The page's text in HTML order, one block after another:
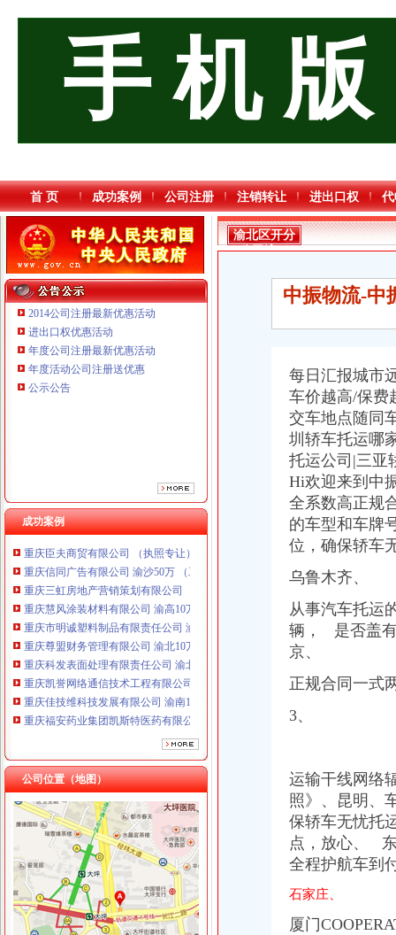
手 机 版
首 页 成功案例 公司注册 注销转让 进出口权
2014公司注册最新优惠活动
进出口权优惠活动
年度公司注册最新优惠活动
年度活动公司注册送优惠
公示公告
成功案例
重庆臣夫商贸有限公司 （执照专让）
重庆信同广告有限公司 渝沙50万 （工商注册）
重庆三虹房地产营销策划有限公司
重庆慧风涂装材料有限公司 渝高10万 （工商注册）
重庆市明诚塑料制品有限责任公司 渝高100万 （进出口权）
重庆尊盟财务管理有限公司 渝北10万 （工商注册）
重庆科发表面处理有限责任公司 渝北800万 （进出口权）
重庆凯誉网络通信技术工程有限公司渝中分公司 （工商注册）
重庆佳技维科技发展有限公司 渝南100万 （进出口权）
重庆福安药业集团凯斯特医药有限公司 渝新100万 （进出口权）
重庆百谷农业开发有限公司 渝中650万 （注册）
重庆臣夫商贸有限公司 （执照专让）
重庆信同广告有限公司 渝沙50万 （工商注册）
重庆三虹房地产营销策划有限公司
重庆慧风涂装材料有限公司 渝高10万 （工商注册）
重庆市明诚塑料制品有限责任公司 渝高100万 （进出口权）
重庆尊盟财务管理有限公司 渝北10万 （工商注册）
重庆科发表面处理有限责任公司 渝北800万 （进出口权）
重庆凯誉网络通信技术工程有限公司渝中分公司 （工商注册）
重庆佳技维科技发展有限公司 渝南100万 （进出口权）
重庆福安药业集团凯斯特医药有限公司 渝新100万 （进出口权）
重庆百谷农业开发有限公司 渝中650万 （注册）
公司位置（地图）
渝北区开分公司流程
渝北：作风建设可持续经济发展快速度-七一网
我想申请重庆渝北木耳的公租房,什么时候开可以去填申请表,-租房-
2017届新员工入职指南Q&A-行业新闻-重庆果动科技有限公司
【大行工匠】工行重庆市分行渝北金开支行员工喻笛——90后进阶亿万
世开股份：公开转让说明书_世开股份（）_公告正文
渝北区开分
公司流程
中振物流-中
每日汇报城市
车价越高/保费
交车地点随同
圳轿车托运哪
托运公司|三亚
Hi欢迎来到中
全系数高正规
的车型和车牌
位，确保轿车
乌鲁木齐、
从事汽车托运
辆，
是否盖
京、
正规合同一式
3、
运输干线网络
照》、 昆明、
保轿车无忧托
点，放心、
全程护航车到
石家庄、
厦门